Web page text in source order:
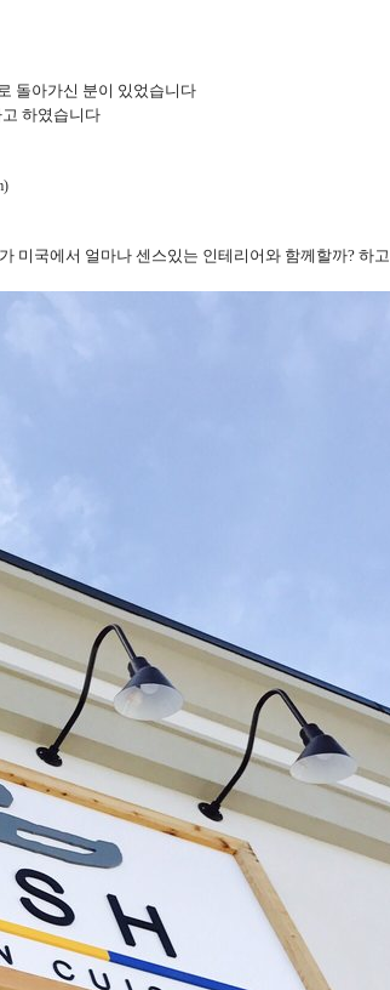
돌아가신 분이 있었습니다
하였습니다
미국에서 얼마나 센스있는 인테리어와 함께할까? 하고